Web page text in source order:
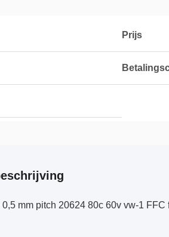
Prijs
mm pitch 20624 80c 60v vw-1